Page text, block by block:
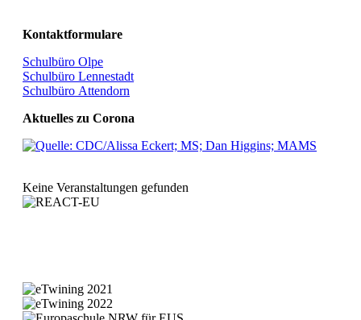
Kontaktformulare
Schulbüro Olpe
Schulbüro Lennestadt
Schulbüro Attendorn
Aktuelles zu Corona
Keine Veranstaltungen gefunden